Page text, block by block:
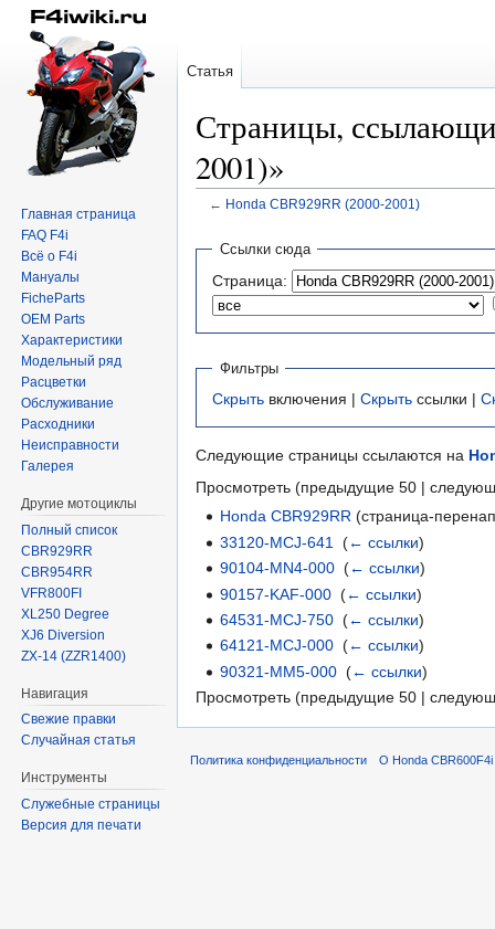
Страницы,
2001)»
← Honda CBR929RR (2000-2001)
Перейти
навигации
Перейти
поиску
Ссылки сюда
Страница:
Фильтры
Скрыть включения | Скрыть ссылки |
Следующие страницы ссылаются на
Просмотреть (предыдущие 50 |
Honda CBR929RR (страница-
33120-MCJ-641
‎(← ссылки)
90104-MN4-000 ‎(← ссылки)
90157-KAF-000 ‎(← ссылки)
64531-MCJ-750 ‎(← ссылки)
64121-MCJ-000 ‎(← ссылки)
90321-MM5-000 ‎(← ссылки)
Просмотреть (предыдущие 50 |
Статья
Главная страница
FAQ F4i
Всё о F4i
Мануалы
FicheParts
OEM Parts
Характеристики
Модельный ряд
Расцветки
Обслуживание
Расходники
Неисправности
Галерея
Другие мотоциклы
Полный список
CBR929RR
CBR954RR
VFR800FI
XL250 Degree
XJ6 Diversion
ZX-14 (ZZR1400)
Навигация
Свежие правки
Случайная статья
Инструменты
Служебные страницы
Версия для печати
Политика конфиденциальности О Honda CBR600F4i